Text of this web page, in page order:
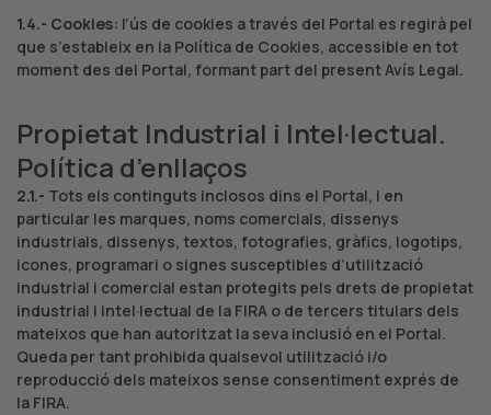
1.4.- Cookies: l’ús de cookies a través del Portal es regirà pel
que s’estableix en la Política de Cookies, accessible en tot
moment des del Portal, formant part del present Avís Legal.
Propietat Industrial i Intel·lectual.
Política d’enllaços
2.1.- Tots els continguts inclosos dins el Portal, i en
particular les marques, noms comercials, dissenys
industrials, dissenys, textos, fotografies, gràfics, logotips,
icones, programari o signes susceptibles d’utilització
industrial i comercial estan protegits pels drets de propietat
industrial i intel·lectual de la FIRA o de tercers titulars dels
mateixos que han autoritzat la seva inclusió en el Portal.
Queda per tant prohibida qualsevol utilització i/o
reproducció dels mateixos sense consentiment exprés de
la FIRA.